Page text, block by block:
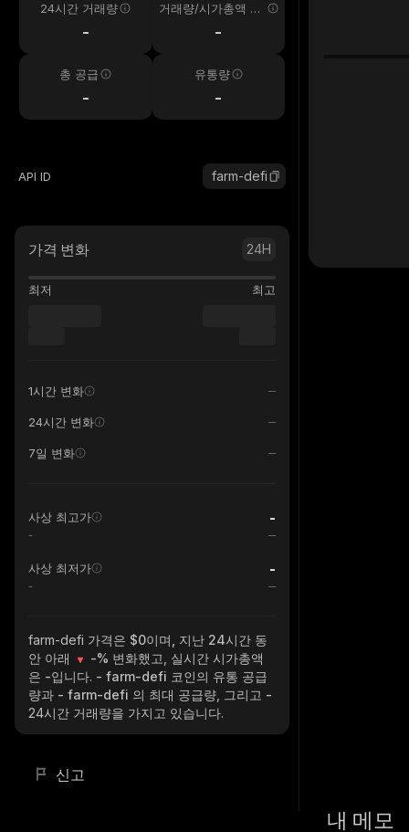
24시간 거래량
-
거래량/시가총액 24
-
총 공급
-
유통량
-
API ID farm-defi
가격 변화 24H
최저 최고
1시간 변화
24시간 변화
7일 변화
사상 최고가 -
-
사상 최저가 -
-
farm-defi 가격은 $0이며, 지난 24시간 동
안 아래
-% 변화했고, 실시간 시가총액
은 -입니다. - farm-defi 코인의 유통 공급
량과 - farm-defi 의 최대 공급량, 그리고 -
24시간 거래량을 가지고 있습니다.
신고
내 메모